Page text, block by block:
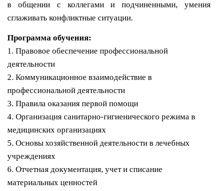
в общении с коллегами и подчиненными, умения
сглаживать конфликтные ситуации.
Программа обучения:
1. Правовое обеспечение профессиональной
деятельности
2. Коммуникационное взаимодействие в
профессиональной деятельности
3. Правила оказания первой помощи
4. Организация санитарно-гигиенического режима в
медицинских организациях
5. Основы хозяйственной деятельности в лечебных
учреждениях
6. Отчетная документация, учет и списание
материальных ценностей